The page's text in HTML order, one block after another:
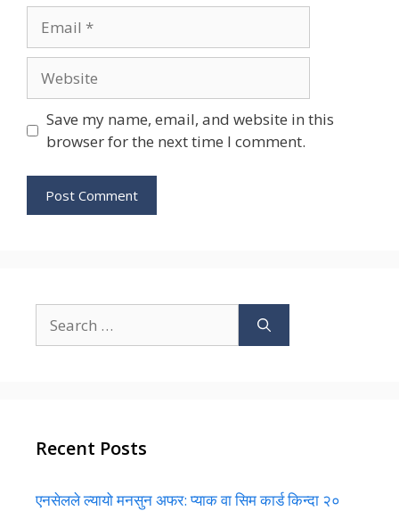
Save my name, email, and website in this
browser for the next time I comment.
for:
Recent Posts
एनसेलले ल्यायो मनसुन अफर: प्याक वा सिम कार्ड किन्दा २०